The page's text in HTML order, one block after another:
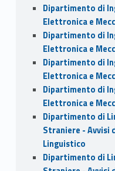
Dipartimento di
Elettronica e
Dipartimento di
Elettronica e
Dipartimento di
Elettronica e
Dipartimento di
Elettronica e
Dipartimento di
Straniere - Avvisi
Linguistico
Dipartimento di